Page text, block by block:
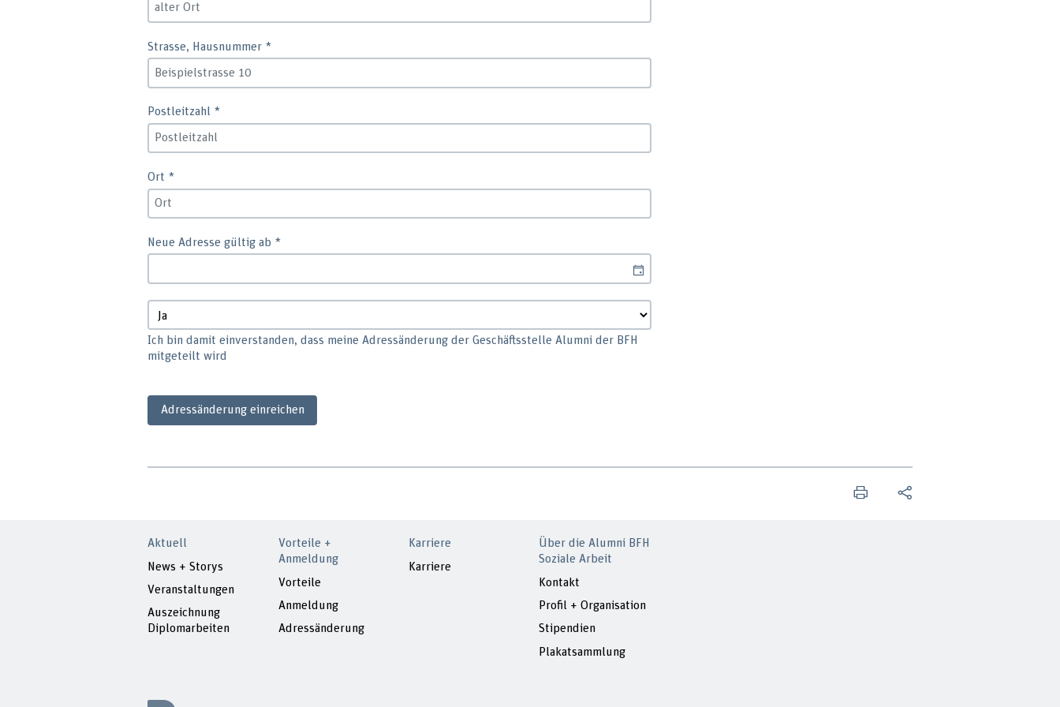
Strasse, Hausnummer *
Postleitzahl *
Ort *
Neue Adresse gültig ab *
Ich bin damit einverstanden, dass meine Adressänderung der Geschäftsstelle Alumni der BFH
mitgeteilt wird
Adressänderung einreichen
Aktuell
News + Storys
Veranstaltungen
Auszeichnung
Diplomarbeiten
Vorteile +
Anmeldung
Vorteile
Anmeldung
Adressänderung
Karriere
Karriere
Über die Alumni BFH
Soziale Arbeit
Kontakt
Profil + Organisation
Stipendien
Plakatsammlung